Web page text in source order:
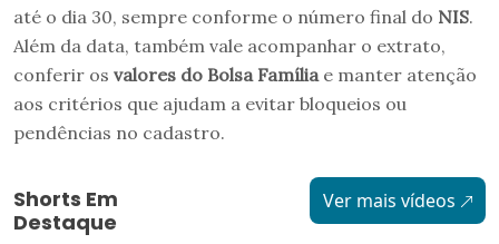
até o dia 30, sempre conforme o número final do NIS.
Além da data, também vale acompanhar o extrato,
conferir os valores do Bolsa Família e manter atenção
aos critérios que ajudam a evitar bloqueios ou
pendências no cadastro.
Shorts Em
Destaque
Ver mais vídeos